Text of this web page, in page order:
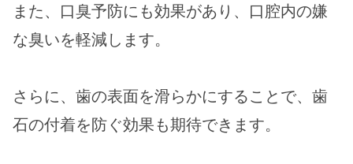
また、口臭予防にも効果があり、口腔内の嫌
な臭いを軽減します。
さらに、歯の表面を滑らかにすることで、歯
石の付着を防ぐ効果も期待できます。